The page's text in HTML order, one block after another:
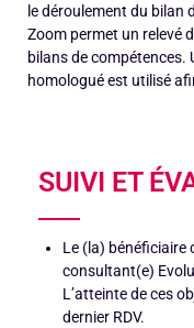
le déroulement du bilan
Zoom permet un relevé
bilans de compétences.
homologué est utilisé
SUIVI ET
Le (la) bénéficiaire
consultant(e)
L’atteinte de ces
dernier RDV.